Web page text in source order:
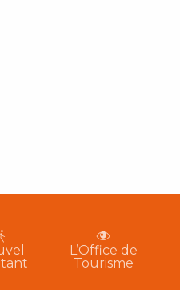
L’Office de
Tourisme